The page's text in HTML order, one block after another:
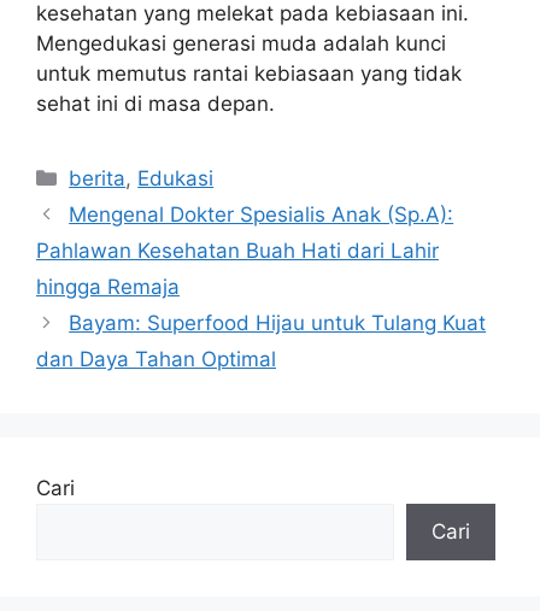
kesehatan yang melekat pada kebiasaan ini.
Mengedukasi generasi muda adalah kunci
untuk memutus rantai kebiasaan yang tidak
sehat ini di masa depan.
Kategori
berita, Edukasi
Mengenal Dokter Spesialis Anak (Sp.A):
Pahlawan Kesehatan Buah Hati dari Lahir
hingga Remaja
Bayam: Superfood Hijau untuk Tulang Kuat
dan Daya Tahan Optimal
Cari
Cari